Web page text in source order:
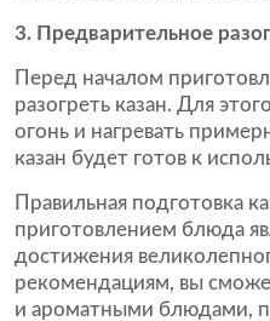
3. Предварительное
Перед началом
разогреть казан. Для
огонь и нагревать
казан будет готов к
Правильная подготовка
приготовлением блюда
достижения
рекомендациям, вы
и ароматными блюдами,